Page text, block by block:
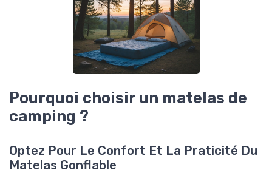
Pourquoi choisir un matelas de
camping ?
Optez Pour Le Confort Et La Praticité Du
Matelas Gonflable